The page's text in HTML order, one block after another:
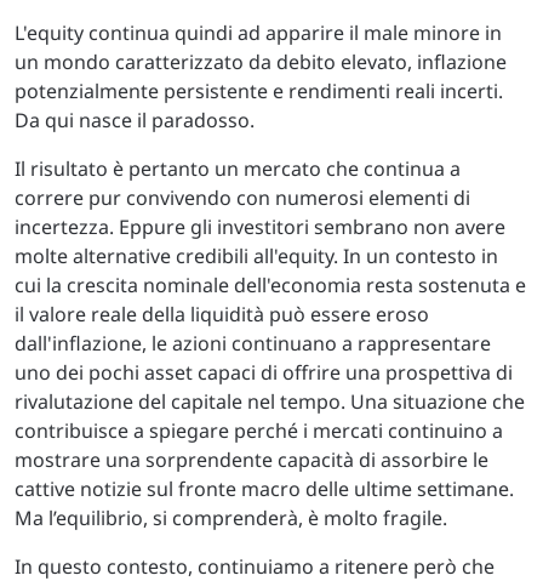
L'equity continua quindi ad apparire il male minore in
un mondo caratterizzato da debito elevato, inflazione
potenzialmente persistente e rendimenti reali incerti.
Da qui nasce il paradosso.
Il risultato è pertanto un mercato che continua a
correre pur convivendo con numerosi elementi di
incertezza. Eppure gli investitori sembrano non avere
molte alternative credibili all'equity. In un contesto in
cui la crescita nominale dell'economia resta sostenuta e
il valore reale della liquidità può essere eroso
dall'inflazione, le azioni continuano a rappresentare
uno dei pochi asset capaci di offrire una prospettiva di
rivalutazione del capitale nel tempo. Una situazione che
contribuisce a spiegare perché i mercati continuino a
mostrare una sorprendente capacità di assorbire le
cattive notizie sul fronte macro delle ultime settimane.
Ma l’equilibrio, si comprenderà, è molto fragile.
In questo contesto, continuiamo a ritenere però che